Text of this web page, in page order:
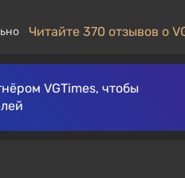
Читайте 370 отзывов о
VGTimes, чтобы